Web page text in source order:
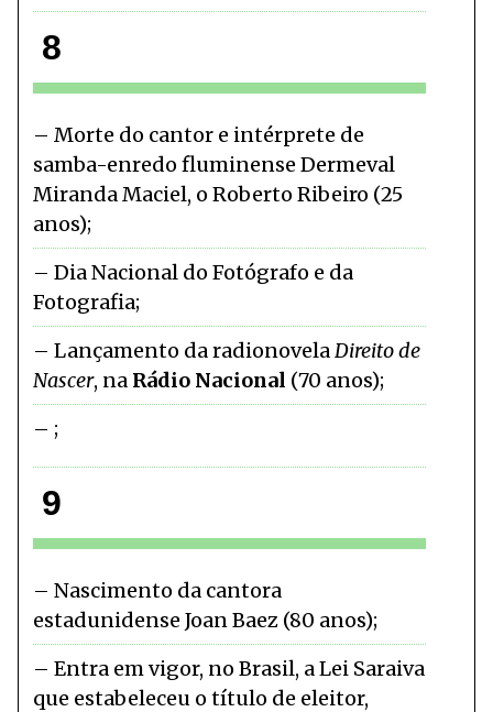
8
Morte do cantor e intérprete de
samba-enredo fluminense Dermeval
Miranda Maciel, o Roberto Ribeiro (25
anos)
Dia Nacional do Fotógrafo e da
Fotografia
Lançamento da radionovelaDireito de
Nascer, na Rádio Nacional (70 anos)
9
Nascimento da cantora
estadunidense Joan Baez (80 anos)
Entra em vigor, no Brasil, a Lei Saraiva
que estabeleceu o título de eleitor,